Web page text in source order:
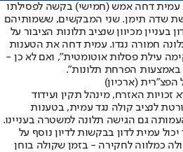
עמית דחה אמש (חמישי) בקשה לפסילתו
שדה תימן. שני המבקשים, ששמותיהם
בעניין מכיוון שנציב תלונות הציבור על
חמורה נגדו. עמית דחה את הטענות
עילת פסלות אוטומטית", ואם לא כן -
באמצעות הפרחת תלונות".
(ארכיון)
האזרח, מינהל תקין ועידוד
לנציב קולה נגד עמית, בטענות
גם הגישה תלונה למשטרה בעניינו.
עמית לדון בבקשות לדיון נוסף על
כמלווה לחקירה - בזמן שקולה בוחן